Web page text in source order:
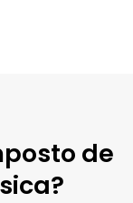
de